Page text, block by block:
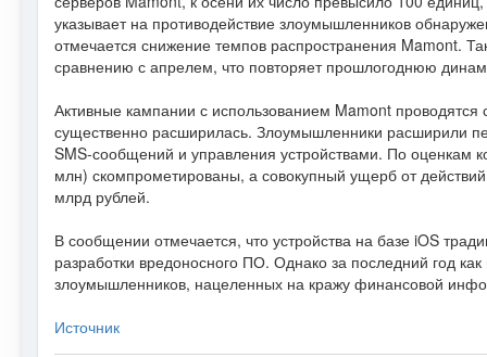
указывает на противодействие злоумышленников
отмечается снижение темпов распространения Mamont.
сравнению с апрелем, что повторяет прошлогоднюю
Активные кампании с использованием Mamont
существенно расширилась. Злоумышленники расширили
SMS-сообщений и управления устройствами. По оценкам
млн) скомпрометированы, а совокупный ущерб от
млрд рублей.
В сообщении отмечается, что устройства на базе iOS
разработки вредоносного ПО. Однако за последний год
злоумышленников, нацеленных на кражу финансовой
Источник